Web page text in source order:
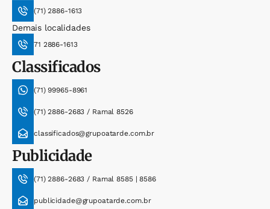
(71) 2886-1613
Demais localidades
71 2886-1613
Classificados
(71) 99965-8961
(71) 2886-2683 / Ramal 8526
classificados@grupoatarde.com.br
Publicidade
(71) 2886-2683 / Ramal 8585 | 8586
publicidade@grupoatarde.com.br